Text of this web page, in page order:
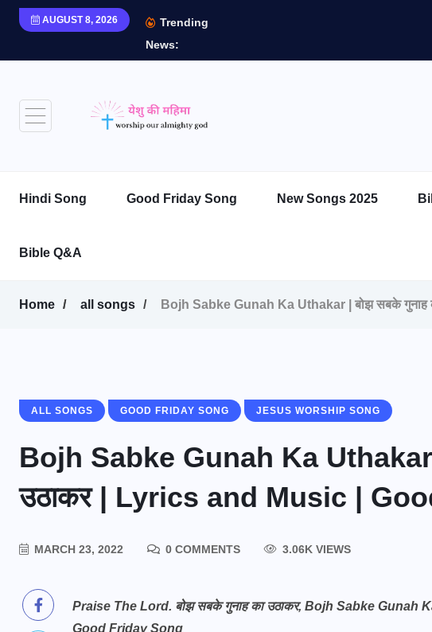
AUGUST 8, 2026
Trending
News:
Hindi Song Good Friday Song New Songs 2025
Bible Q&A
Home all songs Bojh Sabke Gunah Ka Uthakar | बोझ सबके
ALL SONGS GOOD FRIDAY SONG JESUS WORSHIP SONG
Bojh Sabke Gunah Ka Uthakar
उठाकर | Lyrics and Music |
MARCH 23, 2022 0 COMMENTS 3.06K VIEWS
Praise The Lord. बोझ सबके गुनाह का उठाकर, Bojh Sabke
Good Friday Song